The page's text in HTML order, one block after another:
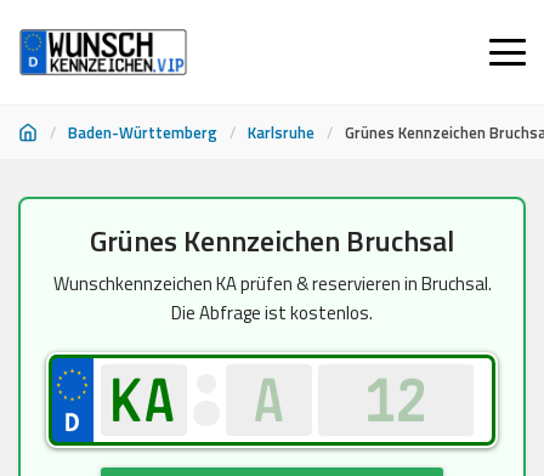
/ Baden-Württemberg / Karlsruhe / Grünes Kennzeichen
springen
Grünes Kennzeichen Bruchsal
Wunschkennzeichen KA prüfen & reservieren in Bruchsal.
Die Abfrage ist kostenlos.